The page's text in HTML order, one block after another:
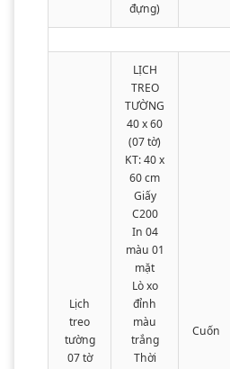
đựng)
Lịch
treo
tường
07 tờ
LỊCH
TREO
TƯỜNG
40 x 60
(07 tờ)
KT: 40 x
60 cm
Giấy
C200
In 04
màu 01
mặt
Lò xo
đỉnh
màu
trắng
Thời
Cuốn